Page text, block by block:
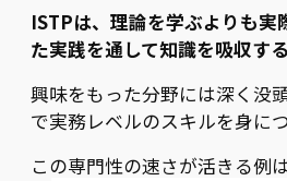
ISTPは、理論を学ぶよりも
た実践を通して知識を吸収す
興味をもった分野には深く没
で実務レベルのスキルを身に
この専門性の速さが活きる例